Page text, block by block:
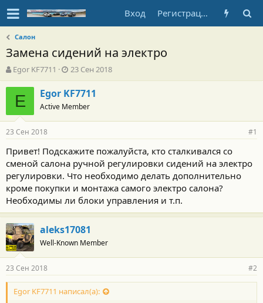
Вход Регистрация
Салон
Замена сидений на электро
А
в
т
т
е
м
ы
Egor KF7711
Д
а
т
а
н
а
а
л
а
23 Сен 2018
E Egor KF7711
Active Member
23 Сен 2018 #1
Привет! Подскажите пожалуйста, кто сталкивался со
сменой салона ручной регулировки сидений на электро
регулировки. Что необходимо делать дополнительно
кроме покупки и монтажа самого электро салона?
Необходимы ли блоки управления и т.п.
aleks17081
Well-Known Member
23 Сен 2018 #2
Egor KF7711 написал(а):